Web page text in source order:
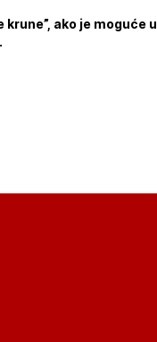
ako je moguće u